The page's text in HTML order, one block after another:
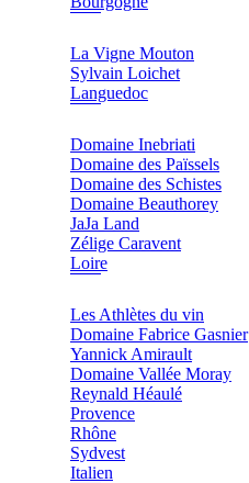
La Vigne Mouton
Sylvain Loichet
Languedoc
Domaine Inebriati
Domaine des Païssels
Domaine des Schistes
Domaine Beauthorey
JaJa Land
Zélige Caravent
Loire
Les Athlètes du vin
Domaine Fabrice Gasnier
Yannick Amirault
Domaine Vallée Moray
Reynald Héaulé
Provence
Rhône
Sydvest
Italien